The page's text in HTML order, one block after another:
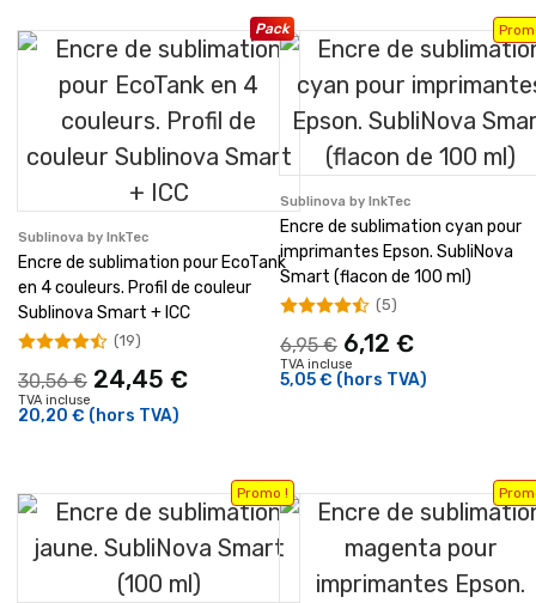
Pack
Sublinova by InkTec
Encre de sublimation pour EcoTank
en 4 couleurs. Profil de couleur
Sublinova Smart + ICC
30,56 € 24,45 €
TVA incluse
20,20 € (hors TVA)
(19)
Sublinova by InkTec
Encre de sublimation cyan pour
imprimantes Epson. SubliNova
Smart (flacon de 100 ml)
6,95 € 6,12 €
TVA incluse
5,05 € (hors TVA)
(5)
Promo !